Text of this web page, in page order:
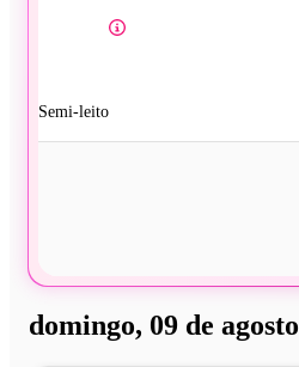
Semi-leito
domingo, 09 de agosto